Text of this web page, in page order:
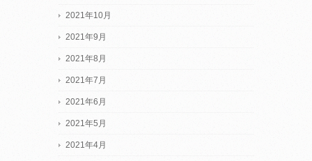
2021年10月
2021年9月
2021年8月
2021年7月
2021年6月
2021年5月
2021年4月